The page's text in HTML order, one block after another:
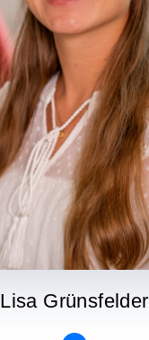
Lisa Grünsfelder